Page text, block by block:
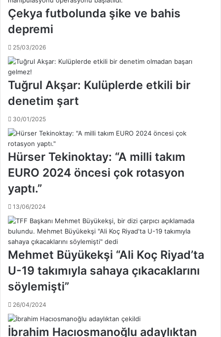
;
A
m
e
t
K
a
v
l
c
ı
i
s
t
f
a
e
t
t
i
.
.
l
u
ğ
u
r
U
ç
a
,
B
a
ş
a
k
e
h
i
r
s
p
o
r
d
!
.
.
Çekya futbolunda şike ve bahis
depremi
25/03/2026
Tuğrul Akşar: Kulüplerde etkili bir
denetim şart
30/01/2025
Hürser Tekinoktay: “A milli takım
EURO 2024 öncesi çok rotasyon
yaptı.”
13/06/2024
Mehmet Büyükekşi “Ali Koç Riyad’ta
U-19 takımıyla sahaya çıkacaklarını
söylemişti”
26/04/2024
İbrahim Hacıosmanoğlu adaylıktan